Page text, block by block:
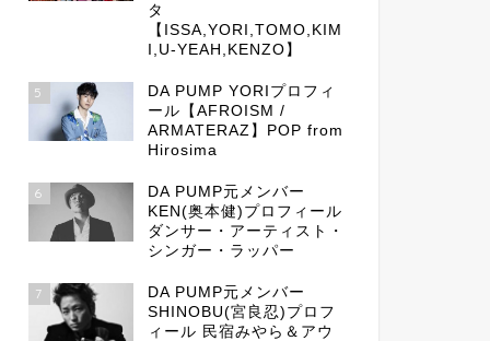
タ
【ISSA,YORI,TOMO,KIM
I,U-YEAH,KENZO】
5
DA PUMP YORIプロフィ
ール【AFROISM /
ARMATERAZ】POP from
Hirosima
6
DA PUMP元メンバー
KEN(奥本健)プロフィール
ダンサー・アーティスト・
シンガー・ラッパー
7
DA PUMP元メンバー
SHINOBU(宮良忍)プロフ
ィール 民宿みやら＆アウ